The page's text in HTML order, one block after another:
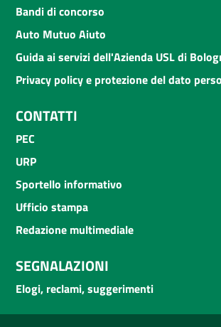
Bandi di concorso
Auto Mutuo Aiuto
Guida ai servizi dell'Azienda USL di
Privacy policy e protezione del dato
CONTATTI
PEC
URP
Sportello informativo
Ufficio stampa
Redazione multimediale
SEGNALAZIONI
Elogi, reclami, suggerimenti